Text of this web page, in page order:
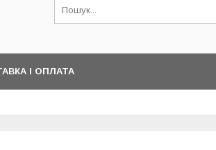
І ОПЛАТА